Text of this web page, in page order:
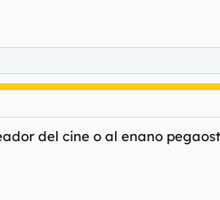
del cine o al enano